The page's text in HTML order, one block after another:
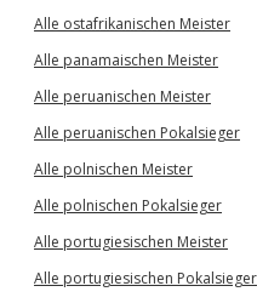
Alle ostafrikanischen Meister
Alle panamaischen Meister
Alle peruanischen Meister
Alle peruanischen Pokalsieger
Alle polnischen Meister
Alle polnischen Pokalsieger
Alle portugiesischen Meister
Alle portugiesischen Pokalsieger